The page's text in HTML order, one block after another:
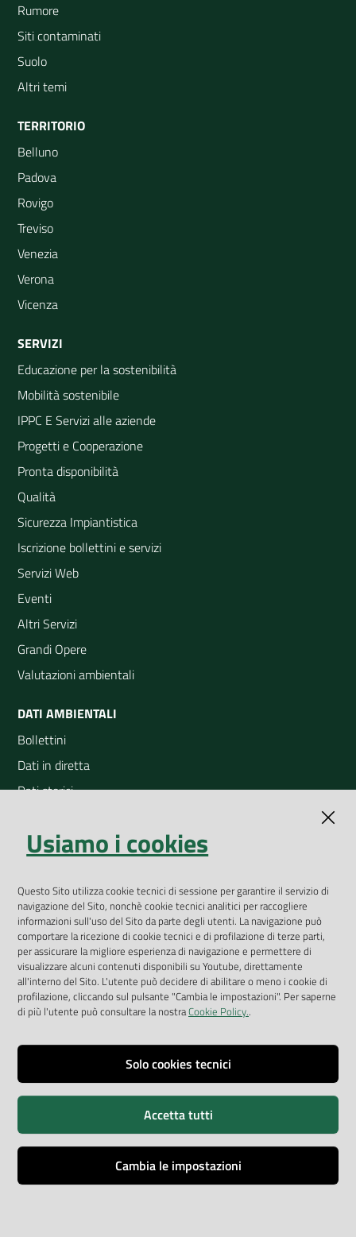
Rumore
Siti contaminati
Suolo
Altri temi
TERRITORIO
Belluno
Padova
Rovigo
Treviso
Venezia
Verona
Vicenza
SERVIZI
Educazione per la sostenibilità
Mobilità sostenibile
IPPC E Servizi alle aziende
Progetti e Cooperazione
Pronta disponibilità
Qualità
Sicurezza Impiantistica
Iscrizione bollettini e servizi
Servizi Web
Eventi
Altri Servizi
Grandi Opere
Valutazioni ambientali
DATI AMBIENTALI
Bollettini
Dati in diretta
Dati storici
Open Data
App Arpav
Rapporti regionali annuali
Le Infografiche
Dispenser dati
Vai alla pagina
Privacy
Accessibilità
Credits
Usiamo i cookies
Questo Sito utilizza cookie tecnici di sessione per garantire il servizio di
navigazione del Sito, nonchè cookie tecnici analitici per raccogliere
informazioni sull'uso del Sito da parte degli utenti. La navigazione può
comportare la ricezione di cookie tecnici e di profilazione di terze parti,
per assicurare la migliore esperienza di navigazione e permettere di
visualizzare alcuni contenuti disponibili su Youtube, direttamente
all'interno del Sito. L'utente può decidere di abilitare o meno i cookie di
profilazione, cliccando sul pulsante "Cambia le impostazioni". Per saperne
di più l'utente può consultare la nostraCookie Policy..
Solo cookies tecnici
Accetta tutti
Cambia le impostazioni